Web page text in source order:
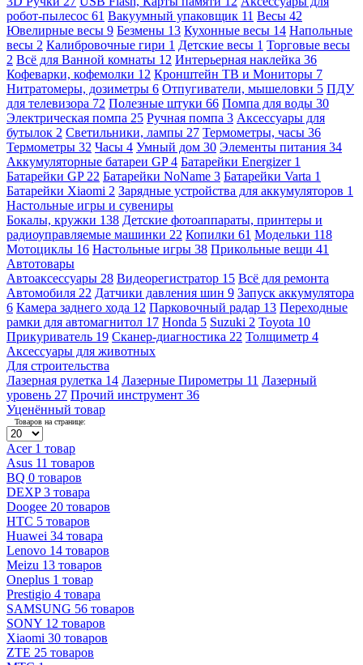
робот-пылесос 61 Вакуумный упаковщик 11 Весы 42
Ювелирные весы 9 Безмены 13 Кухонные весы 14 Напольные
весы 2 Калибровочные гири 1 Детские весы 1 Торговые весы
2 Всё для Ванной комнаты 12 Интерьерная наклейка 36
Кофеварки, кофемолки 12 Кронштейн ТВ и Мониторы 7
Нитратомеры, дозиметры 6 Отпугиватели, мышеловки 5 ПДУ
для телевизора 72 Полезные штуки 66 Помпа для воды 30
Электрическая помпа 25 Ручная помпа 3 Аксессуары для
бутылок 2 Светильники, лампы 27 Термометры, часы 36
Термометры 32 Часы 4 Умный дом 30 Элементы питания 34
Аккумуляторные батареи GP4 Батарейки Energizer 1
Батарейки GP 22 Батарейки NoName 3 Батарейки Varta 1
Батарейки Xiaomi 2 Зарядные устройства для аккумуляторов 1
Настольные игры и сувениры
Бокалы, кружки 138 Детские фотоаппараты, принтеры и
радиоуправляемые машинки 22 Копилки 61 Модельки 118
Мотоциклы 16 Настольные игры 38 Прикольные вещи 41
Автотовары
Автоаксессуары 28 Видеорегистратор 15 Всё для ремонта
Автомобиля 22 Датчики давления шин 9 Запуск аккумулятора
6 Камера заднего хода 12 Парковочный радар 13 Переходные
рамки для автомагнитол 17 Honda 5 Suzuki 2 Toyota 10
Прикуриватель 19 Сканер-диагностика 22 Толщиметр 4
Аксессуары для животных
Для строительства
Лазерная рулетка 14 Лазерные Пирометры 11 Лазерный
уровень 27 Прочий инструмент 36
Уценённый товар
Товаров на странице:
Acer 1 товар
Asus 11 товаров
BQ 0 товаров
DEXP3 товара
Doogee 20 товаров
HTC 5 товаров
Huawei 34 товара
Lenovo 14 товаров
Meizu 13 товаров
Oneplus 1 товар
Prestigio 4 товара
SAMSUNG 56 товаров
SONY 12 товаров
Xiaomi 30 товаров
ZTE 25 товаров